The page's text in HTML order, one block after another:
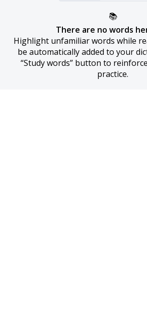
📚
There are no words
Highlight unfamiliar words while
be automatically added to your
“Study words” button to
practice.